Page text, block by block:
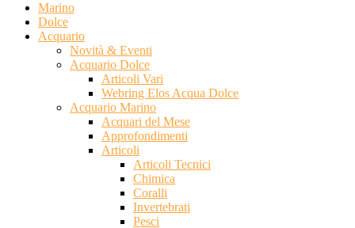
Marino
Dolce
Acquario
Novità & Eventi
Acquario Dolce
Articoli Vari
Webring Elos Acqua Dolce
Acquario Marino
Acquari del Mese
Approfondimenti
Articoli
Articoli Tecnici
Chimica
Coralli
Invertebrati
Pesci